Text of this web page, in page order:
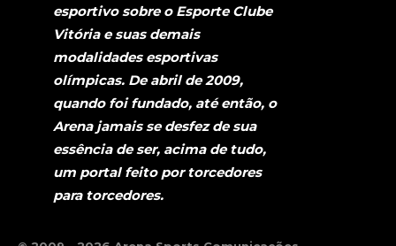
esportivo sobre o Esporte Clube
Vitória e suas demais
modalidades esportivas
olímpicas. De abril de 2009,
quando foi fundado, até então, o
Arena jamais se desfez de sua
essência de ser, acima de tudo,
um portal feito por torcedores
para torcedores.